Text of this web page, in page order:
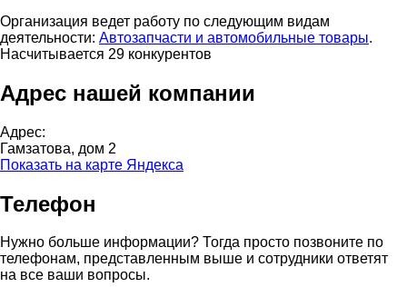
Организация ведет работу по следующим видам
деятельности: Автозапчасти и автомобильные товары.
Насчитывается 29 конкурентов
Адрес нашей компании
Адрес:
Гамзатова, дом 2
Показать на карте Яндекса
Телефон
Нужно больше информации? Тогда просто позвоните по
телефонам, представленным выше и сотрудники ответят
на все ваши вопросы.